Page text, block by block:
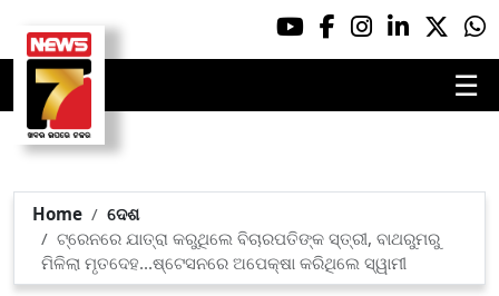
☰
Home
ଦେଶ
ଟ୍ରେନରେ ଯାତ୍ରା କରୁଥିଲେ ବିଚାରପତିଙ୍କ ସ୍ତ୍ରୀ, ବାଥରୁମରୁ
ମିଳିଲା ମୃତଦେହ...ଷ୍ଟେସନରେ ଅପେକ୍ଷା କରିଥିଲେ ସ୍ୱାମୀ